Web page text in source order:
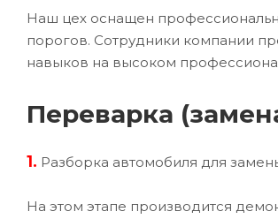
Наш цех оснащен
порогов. Сотрудники компании
навыков на высоком
Переварка
1. Разборка автомобиля для
На этом этапе производится